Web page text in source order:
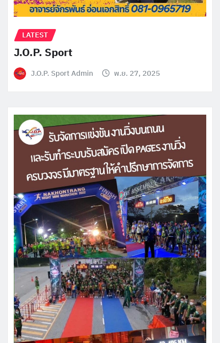
LATEST
J.O.P. Sport
J.O.P. Sport Admin พ.ย. 27, 2025